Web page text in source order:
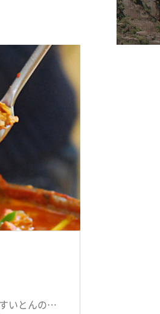
天然の淡水魚のメウンタン(辛口鍋),すいとんの追加